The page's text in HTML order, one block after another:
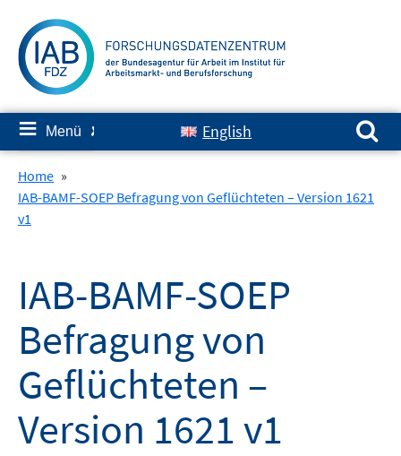
zum
Inhalt
≡ Menü ✘ English
Suchen nach:
Home »
IAB-BAMF-SOEP Befragung von Geflüchteten – Version 1621
v1
IAB-BAMF-SOEP
Befragung von
Geflüchteten –
Version 1621 v1